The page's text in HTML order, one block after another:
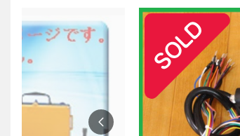
ロール クレーン